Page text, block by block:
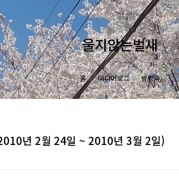
울지않는벌새
홈 미디어로그 방명록
년 2월 24일 ~ 2010년 3월 2일)